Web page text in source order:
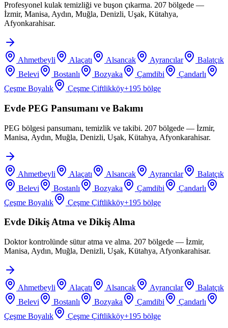
Profesyonel kulak temizliği ve buşon çıkarma. 207 bölgede —
İzmir, Manisa, Aydın, Muğla, Denizli, Uşak, Kütahya,
Afyonkarahisar.
Ahmetbeyli Alaçatı Alsancak Ayrancılar
Balatçık
Belevi
Bostanlı Bozyaka Çamdibi
Çandarlı
Çeşme Boyalık
Çeşme Çiftlikköy+195 bölge
Evde PEG Pansumanı ve Bakımı
PEG bölgesi pansumanı, temizlik ve takibi. 207 bölgede — İzmir,
Manisa, Aydın, Muğla, Denizli, Uşak, Kütahya, Afyonkarahisar.
Ahmetbeyli Alaçatı Alsancak Ayrancılar
Balatçık
Belevi
Bostanlı Bozyaka Çamdibi
Çandarlı
Çeşme Boyalık
Çeşme Çiftlikköy+195 bölge
Evde Dikiş Atma ve Dikiş Alma
Doktor kontrolünde sütur atma ve alma. 207 bölgede — İzmir,
Manisa, Aydın, Muğla, Denizli, Uşak, Kütahya, Afyonkarahisar.
Ahmetbeyli Alaçatı Alsancak Ayrancılar
Balatçık
Belevi
Bostanlı Bozyaka Çamdibi
Çandarlı
Çeşme Boyalık
Çeşme Çiftlikköy+195 bölge